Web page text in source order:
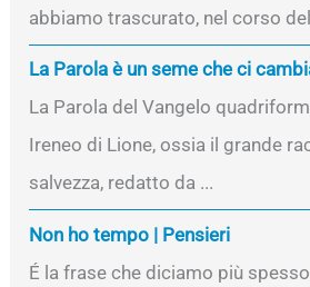
abbiamo trascurato, nel corso
La Parola è un seme che ci
La Parola del Vangelo
Ireneo di Lione, ossia il grande
salvezza, redatto da ...
Non ho tempo | Pensieri
É la frase che diciamo più